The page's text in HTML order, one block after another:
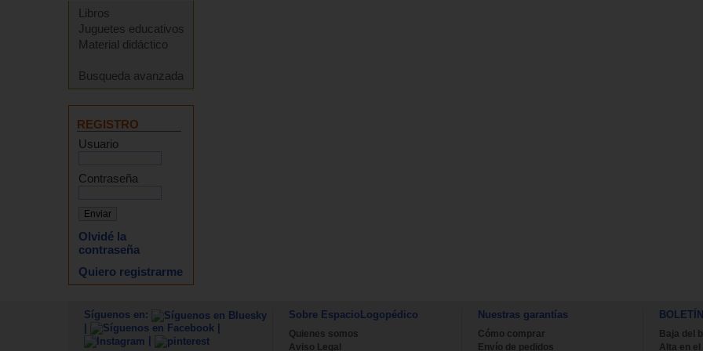
Libros
Juguetes educativos
Material didáctico
Busqueda avanzada
REGISTRO
Usuario
Contraseña
Olvidé la
contraseña
Quiero registrarme
Síguenos en:
|
|
Sobre EspacioLogopédico
Quienes somos
Aviso Legal
Nuestras garantías
Cómo comprar
Envío de pedidos
BOLETÍN
Baja del
Alta en el